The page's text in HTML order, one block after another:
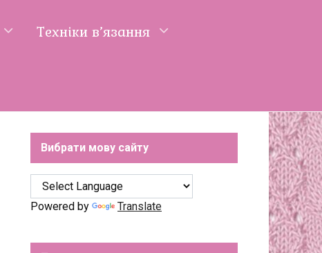
Техніки в’язання
Вибрати мову сайту
Powered by Translate